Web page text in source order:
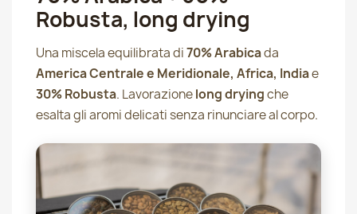
Robusta, long drying
Una miscela equilibrata di70% Arabicada
America Centrale e Meridionale, Africa, Indiae
30% Robusta. Lavorazionelong dryingche
esalta gli aromi delicati senza rinunciare al corpo.